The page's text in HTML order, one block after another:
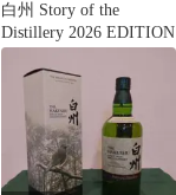
白州 Story of the
Distillery 2026 EDITION